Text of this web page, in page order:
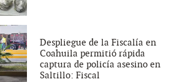
Despliegue de la Fiscalía en
Coahuila permitió rápida
captura de policía asesino en
Saltillo: Fiscal